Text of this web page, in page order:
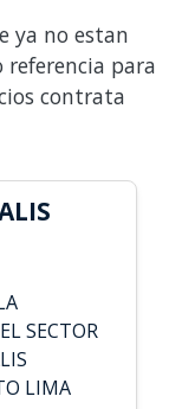
ya no estan
para
contrata
SECTOR
LIMA